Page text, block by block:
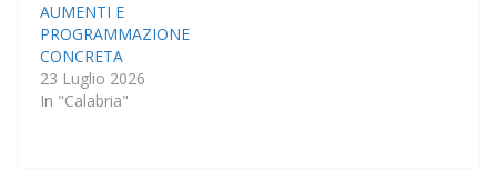
AUMENTI E
PROGRAMMAZIONE
CONCRETA
23 Luglio 2026
In "Calabria"